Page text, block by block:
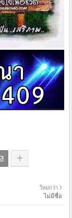
ใหม่กว่า
ไม่มีชื่อ